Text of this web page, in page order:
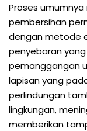
Proses
pembersihan
dengan metode
penyebaran
pemanggangan
lapisan yang
perlindungan
lingkungan,
memberikan